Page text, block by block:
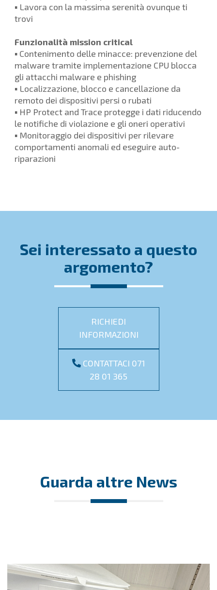
▪ Lavora con la massima serenità ovunque ti
trovi
Funzionalità mission critical
▪ Contenimento delle minacce: prevenzione del
malware tramite implementazione CPU blocca
gli attacchi malware e phishing
▪ Localizzazione, blocco e cancellazione da
remoto dei dispositivi persi o rubati
▪ HP Protect and Trace protegge i dati riducendo
le notifiche di violazione e gli oneri operativi
▪ Monitoraggio dei dispositivi per rilevare
comportamenti anomali ed eseguire auto-
riparazioni
Sei interessato a questo
argomento?
RICHIEDI
INFORMAZIONI
CONTATTACI 071
28 01 365
Guarda altre News